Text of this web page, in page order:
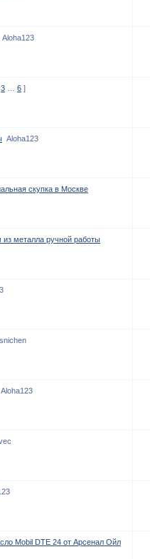
Aloha123
3 6 ]
Aloha123
скупка в Москве
металла ручной работы
Aloha123
Mobil DTE 24 от Арсенал Ойл